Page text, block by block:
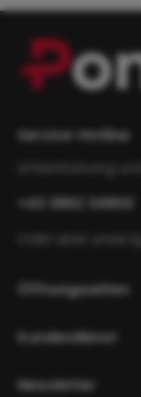
Service-Hotline
+43 3862 34800
Öffnungszeiten
Kundendienst
Newsletter